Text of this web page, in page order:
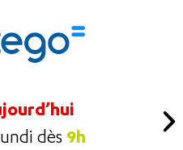
dès 9h